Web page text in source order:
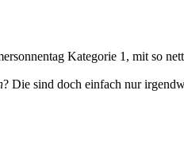
Kategorie 1, mit so
? Die sind doch einfach nur